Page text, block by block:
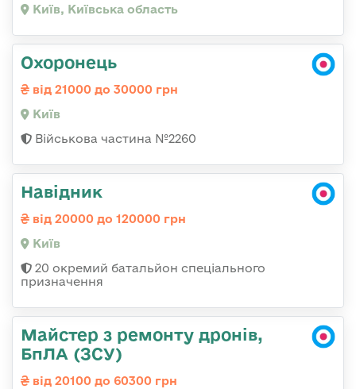
Київ, Київська область
Охоронець
від 21000 до 30000 грн
Київ
Військова частина №2260
Навідник
від 20000 до 120000 грн
Київ
20 окремий батальйон спеціального
призначення
Майстер з ремонту дронів,
БпЛА (ЗСУ)
від 20100 до 60300 грн